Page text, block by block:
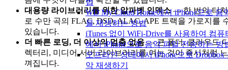
법
WD My Cloud Home에서 iPhone으로 음
을 재생하는 방법
iTunes 없이 WiFi-Drive를 사용하여 컴퓨
에서 iPhone으로 음악 파일 전송하는 방
오프라인 상태에서 iPhone으로 Dropbox
악 재생하기
대용량 라이브러리를 위한 알파벳 인덱스— 한 번의 터치
로 수만 곡의 FLAC, DSD, ALAC, APE 트랙을 가로지를
있습니다.
더 빠른 로딩, 더 이상의 멈춤 없음— 큰 폴더, 클라우드
렉터리, 미디어 서버 라이브러리를 여는 것이 즉시처럼 느
껴집니다.